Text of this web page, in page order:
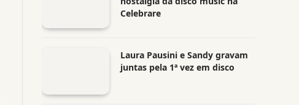
Celebrare
Laura Pausini e Sandy gravam
juntas pela 1ª vez em disco